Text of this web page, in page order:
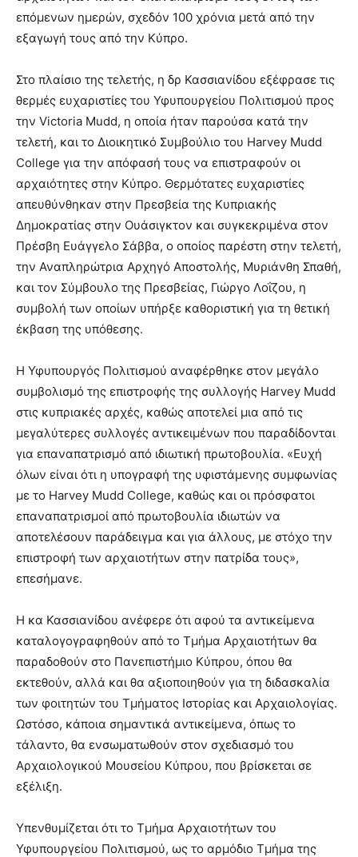
επόμενων ημερών, σχεδόν 100 χρόνια μετά από την
εξαγωγή τους από την Κύπρο.
Στο πλαίσιο της τελετής, η δρ Κασσιανίδου εξέφρασε τις
θερμές ευχαριστίες του Υφυπουργείου Πολιτισμού προς
την Victoria Mudd, η οποία ήταν παρούσα κατά την
τελετή, και το Διοικητικό Συμβούλιο του Harvey Mudd
College για την απόφασή τους να επιστραφούν οι
αρχαιότητες στην Κύπρο. Θερμότατες ευχαριστίες
απευθύνθηκαν στην Πρεσβεία της Κυπριακής
Δημοκρατίας στην Ουάσιγκτον και συγκεκριμένα στον
Πρέσβη Ευάγγελο Σάββα, ο οποίος παρέστη στην τελετή,
την Αναπληρώτρια Αρχηγό Αποστολής, Μυριάνθη Σπαθή,
και τον Σύμβουλο της Πρεσβείας, Γιώργο Λοΐζου, η
συμβολή των οποίων υπήρξε καθοριστική για τη θετική
έκβαση της υπόθεσης.
Η Υφυπουργός Πολιτισμού αναφέρθηκε στον μεγάλο
συμβολισμό της επιστροφής της συλλογής Harvey Mudd
στις κυπριακές αρχές, καθώς αποτελεί μια από τις
μεγαλύτερες συλλογές αντικειμένων που παραδίδονται
για επαναπατρισμό από ιδιωτική πρωτοβουλία. «Ευχή
όλων είναι ότι η υπογραφή της υφιστάμενης συμφωνίας
με το Harvey Mudd College, καθώς και οι πρόσφατοι
επαναπατρισμοί από πρωτοβουλία ιδιωτών να
αποτελέσουν παράδειγμα και για άλλους, με στόχο την
επιστροφή των αρχαιοτήτων στην πατρίδα τους»,
επεσήμανε.
Η κα Κασσιανίδου ανέφερε ότι αφού τα αντικείμενα
καταλογογραφηθούν από το Τμήμα Αρχαιοτήτων θα
παραδοθούν στο Πανεπιστήμιο Κύπρου, όπου θα
εκτεθούν, αλλά και θα αξιοποιηθούν για τη διδασκαλία
των φοιτητών του Τμήματος Ιστορίας και Αρχαιολογίας.
Ωστόσο, κάποια σημαντικά αντικείμενα, όπως το
τάλαντο, θα ενσωματωθούν στον σχεδιασμό του
Αρχαιολογικού Μουσείου Κύπρου, που βρίσκεται σε
εξέλιξη.
Υπενθυμίζεται ότι το Τμήμα Αρχαιοτήτων του
Υφυπουργείου Πολιτισμού, ως το αρμόδιο Τμήμα της